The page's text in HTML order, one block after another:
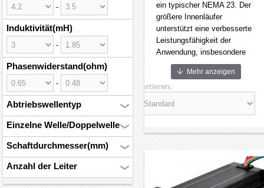
-
Induktivität(mH)
-
Phasenwiderstand(ohm)
-
Abtriebswellentyp
Einzelne Welle/Doppelwelle
Schaftdurchmesser(mm)
Anzahl der Leiter
ein typischer NEMA 23. Der
größere Innenläufer
unterstützt eine verbesserte
Leistungsfähigkeit der
Anwendung, insbesondere
bei hoher Massenträgheit, da
er das Trägheitsverhältnis
zwischen Motor und Last
verbessert.
Robustheit werden NEMA
Vielzahl von Anwendungen
eingesetzt, einschließlich
CNC-Maschinen, 3D-
Mehr anzeigen
Sortieren: